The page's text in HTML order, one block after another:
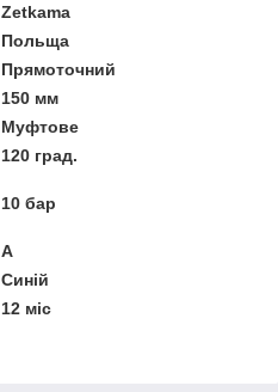
Zetkama
Польща
Прямоточний
150 мм
Муфтове
120 град.
10 бар
А
Синій
12 міс